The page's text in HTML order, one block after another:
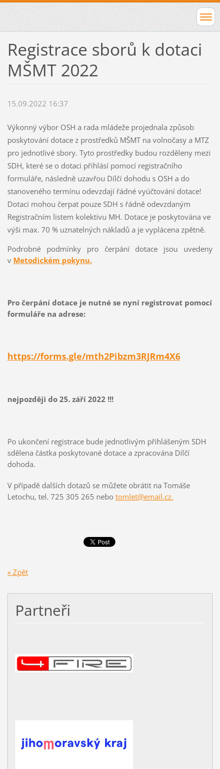
Registrace sborů k dotaci
MŠMT 2022
15.09.2022 16:37
Výkonný výbor OSH a rada mládeže projednala způsob
poskytování dotace z prostředků MŠMT na volnočasy a MTZ
pro jednotlivé sbory. Tyto prostředky budou rozděleny mezi
SDH, které se o dotaci přihlásí pomocí registračního
formuláře, následně uzavřou Dílčí dohodu s OSH a do
stanoveného termínu odevzdají řádné vyúčtování dotace!
Dotaci mohou čerpat pouze SDH s řádně odevzdaným
Registračním listem kolektivu MH. Dotace je poskytována ve
výši max. 70 % uznatelných nákladů a je vyplácena zpětně.
Podrobné podmínky pro čerpání dotace jsou uvedeny
v Metodickém pokynu.
Pro čerpání dotace je nutné se nyní registrovat pomocí
formuláře na adrese:
https://forms.gle/mth2Pibzm3RJRm4X6
nejpozději do 25. září 2022 !!!
Po ukončení registrace bude jednotlivým přihlášeným SDH
sdělena částka poskytované dotace a zpracována Dílčí
dohoda.
V případě dalších dotazů se můžete obrátit na Tomáše
Letochu, tel. 725 305 265 nebo tomlet@email.cz.
« Zpět
Partneři